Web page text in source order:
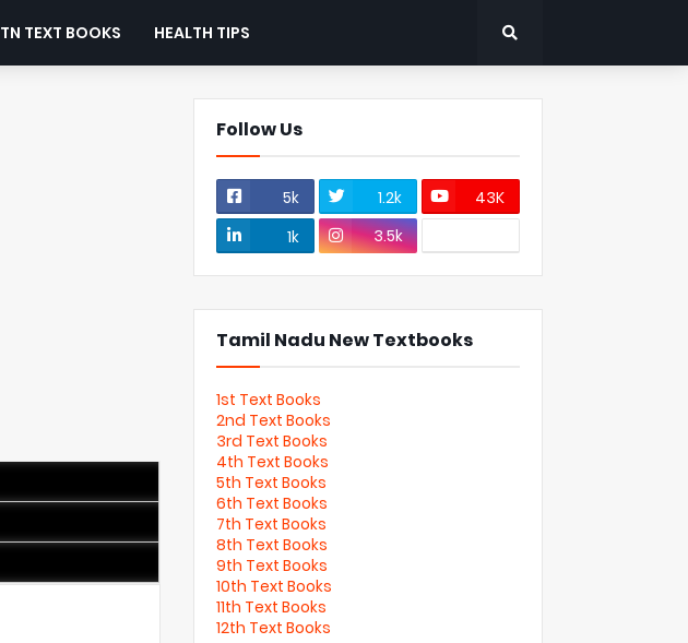
TN TEXT BOOKS HEALTH TIPS
Follow Us
5k 1.2k
43K
1k
3.5k
Tamil Nadu New Textbooks
1st Text Books
2nd Text Books
3rd Text Books
4th Text Books
5th Text Books
6th Text Books
7th Text Books
8th Text Books
9th Text Books
10th Text Books
11th Text Books
12th Text Books